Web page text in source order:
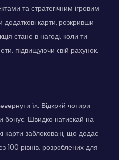
та стратегічним ігровим
додаткові карти, розкривши
стане в нагоді, коли ти
підвищуючи свій рахунок.
їх. Відкрий чотири
бонус. Швидко натискай на
карти заблоковані, що додає
100 рівнів, розроблених для